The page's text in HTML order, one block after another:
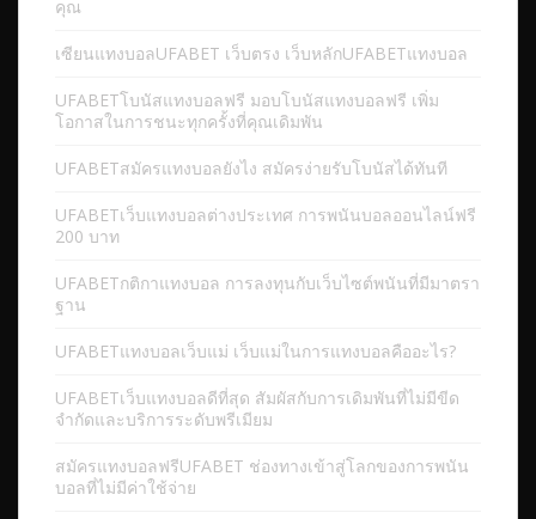
คุณ
เซียนแทงบอลUFABET เว็บตรง เว็บหลักUFABETแทงบอล
UFABETโบนัสแทงบอลฟรี มอบโบนัสแทงบอลฟรี เพิ่ม
โอกาสในการชนะทุกครั้งที่คุณเดิมพัน
UFABETสมัครแทงบอลยังไง สมัครง่ายรับโบนัสได้ทันที
UFABETเว็บแทงบอลต่างประเทศ การพนันบอลออนไลน์ฟรี
200 บาท
UFABETกติกาแทงบอล การลงทุนกับเว็บไซต์พนันที่มีมาตรา
ฐาน
UFABETแทงบอลเว็บแม่ เว็บแม่ในการแทงบอลคืออะไร?
UFABETเว็บแทงบอลดีที่สุด สัมผัสกับการเดิมพันที่ไม่มีขีด
จำกัดและบริการระดับพรีเมียม
สมัครแทงบอลฟรีUFABET ช่องทางเข้าสู่โลกของการพนัน
บอลที่ไม่มีค่าใช้จ่าย